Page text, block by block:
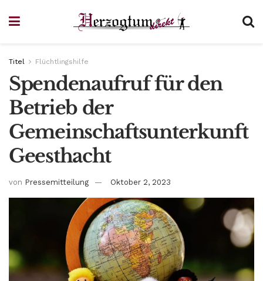
Titel Flüchtlingshilfe
Spendenaufruf für den
Betrieb der
Gemeinschaftsunterkunft
Geesthacht
von Pressemitteilung Oktober 2, 2023